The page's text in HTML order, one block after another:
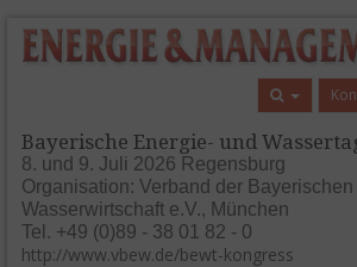
Bayerische Energie- und
8. und 9. Juli 2026 Regensburg
Organisation: Verband der
Wasserwirtschaft e.V., München
Tel. +49 (0)89 - 38 01 82 - 0
http://www.vbew.de/bewt-kongress